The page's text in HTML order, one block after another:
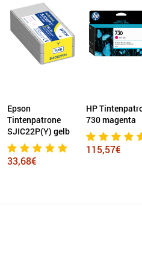
Epson
Tintenpatrone
SJIC22P(Y) gelb
33,68€
HP Tintenpatrone
730 magenta
115,57€